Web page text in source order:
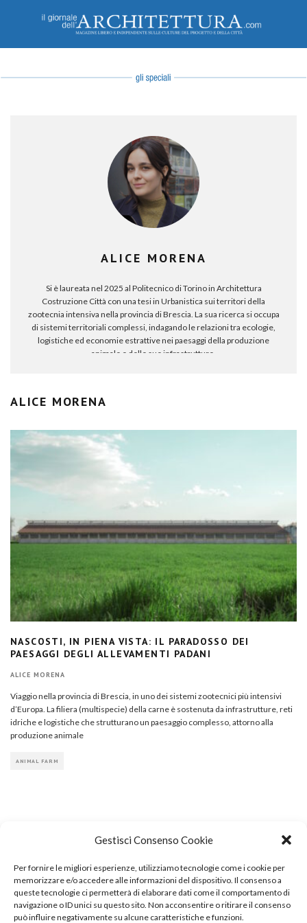
Gestisci Consenso Cookie
Per fornire le migliori esperienze, utilizziamo tecnologie come i cookie per
memorizzare e/o accedere alle informazioni del dispositivo. Il consenso a
queste tecnologie ci permetterà di elaborare dati come il comportamento di
navigazione o ID unici su questo sito. Non acconsentire o ritirare il consenso
può influire negativamente su alcune caratteristiche e funzioni.
ALICE MORENA
Si è laureata nel 2025 al Politecnico di Torino in Architettura
Costruzione Città con una tesi in Urbanistica sui territori della
zootecnia intensiva nella provincia di Brescia. La sua ricerca si occupa
di sistemi territoriali complessi, indagando le relazioni tra ecologie,
logistiche ed economie estrattive nei paesaggi della produzione
animale e delle sue infrastrutture.
ALICE MORENA
NASCOSTI, IN PIENA VISTA: IL PARADOSSO DEI
PAESAGGI DEGLI ALLEVAMENTI PADANI
ALICE MORENA
Viaggio nella provincia di Brescia, in uno dei sistemi zootecnici più intensivi
d’Europa. La filiera (multispecie) della carne è sostenuta da infrastrutture, reti
idriche e logistiche che strutturano un paesaggio complesso, attorno alla
produzione animale
ANIMAL FARM
COPYRIGHT
© TheArchitecturalPost 2024